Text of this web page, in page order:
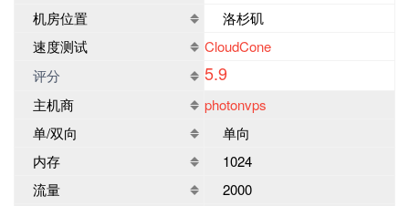
机房位置
洛杉矶
速度测试
CloudCone
评分
5.9
主机商
photonvps
单/双向
单向
内存
1024
流量
2000